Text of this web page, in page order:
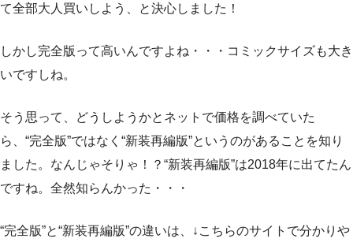
て全部大人買いしよう、と決心しました！
しかし完全版って高いんですよね・・・コミックサイズも大き
いですしね。
そう思って、どうしようかとネットで価格を調べていた
ら、“完全版”ではなく“新装再編版”というのがあることを知り
ました。なんじゃそりゃ！？“新装再編版”は2018年に出てたん
ですね。全然知らんかった・・・
“完全版”と“新装再編版”の違いは、↓こちらのサイトで分かりや